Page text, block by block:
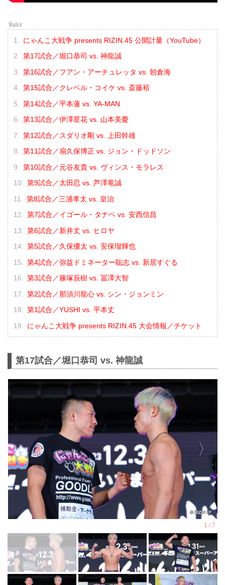
にゃんこ大戦争 presents RIZIN.45 公開計量（YouTube）
第17試合／堀口恭司 vs. 神龍誠
第16試合／フアン・アーチュレッタ vs. 朝倉海
第15試合／クレベル・コイケ vs. 斎藤裕
第14試合／平本蓮 vs. YA-MAN
第13試合／伊澤星花 vs. 山本美憂
第12試合／スダリオ剛 vs. 上田幹雄
第11試合／扇久保博正 vs. ジョン・ドッドソン
第10試合／元谷友貴 vs. ヴィンス・モラレス
第9試合／太田忍 vs. 芦澤竜誠
第8試合／三浦孝太 vs. 皇治
第7試合／イゴール・タナベ vs. 安西信昌
第6試合／新井丈 vs. ヒロヤ
第5試合／久保優太 vs. 安保瑠輝也
第4試合／弥益ドミネーター聡志 vs. 新居すぐる
第3試合／篠塚辰樹 vs. 冨澤大智
第2試合／那須川龍心 vs. シン・ジョンミン
第1試合／YUSHI vs. 平本丈
にゃんこ大戦争 presents RIZIN.45 大会情報／チケット
第17試合／堀口恭司 vs. 神龍誠